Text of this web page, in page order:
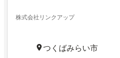
株式会社リンクアップ
つくばみらい市